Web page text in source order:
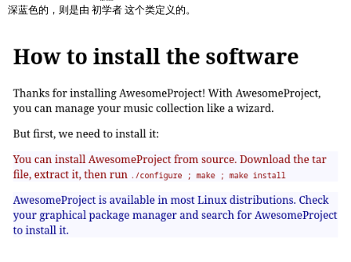
深蓝色的，则是由 初学者这个类定义的。